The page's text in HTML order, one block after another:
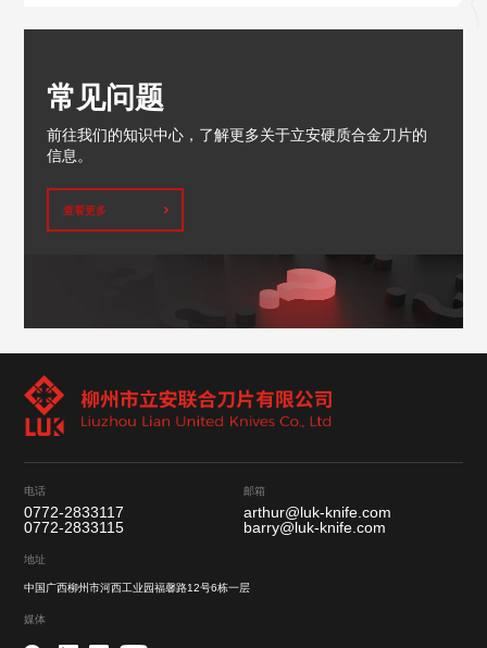
常见问题
前往我们的知识中心，了解更多关于立安硬质合金刀片的
信息。
查看更多
电话
0772-2833117
0772-2833115
邮箱
arthur@luk-knife.com
barry@luk-knife.com
地址
中国广西柳州市河西工业园福馨路12号6栋一层
媒体